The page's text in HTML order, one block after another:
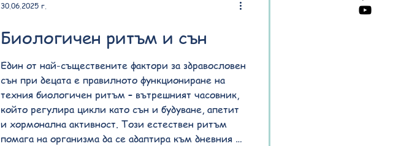
Биологичен ритъм и сън
Един от най-съществените фактори за здравословен
сън при децата е правилното функциониране на
техния биологичен ритъм – вътрешният часовник,
който регулира цикли като сън и будуване, апетит
и хормонална активност. Този естествен ритъм
помага на организма да се адаптира към дневния и
30.06.2025 г.